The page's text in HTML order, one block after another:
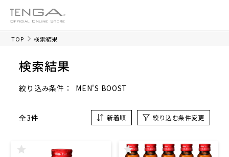
TOP 検索結果
検索結果
絞り込み条件： MEN'S BOOST
全3件 新着順 絞り込む条件変更